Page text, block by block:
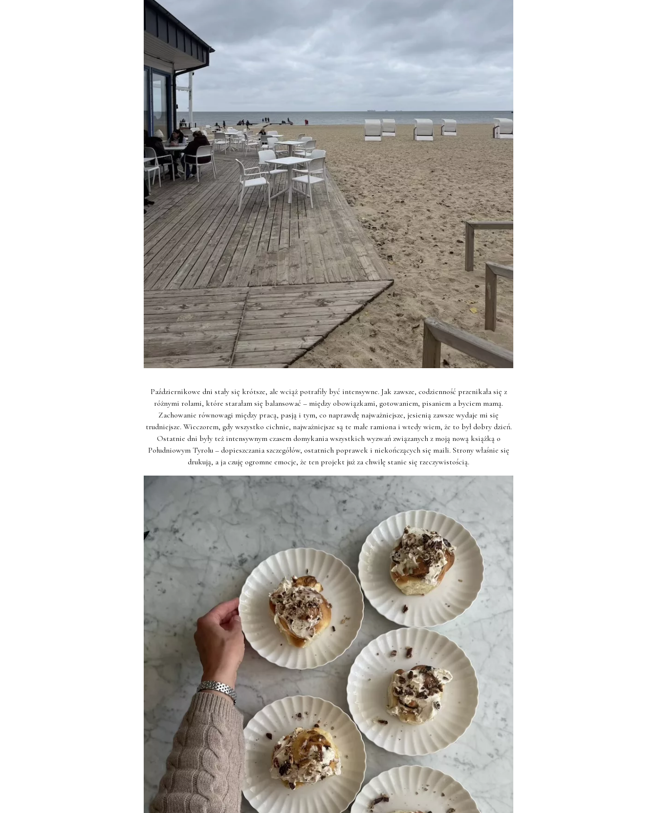
Październikowe dni stały się krótsze, ale wciąż potrafiły być intensywne. Jak zawsze, codzienność przenikała się z
różnymi rolami, które starałam się balansować – między obowiązkami, gotowaniem, pisaniem a byciem mamą.
Zachowanie równowagi między pracą, pasją i tym, co naprawdę najważniejsze, jesienią zawsze wydaje mi się
trudniejsze. Wieczorem, gdy wszystko cichnie, najważniejsze są te małe ramiona i wtedy wiem, że to był dobry dzień.
Ostatnie dni były też intensywnym czasem domykania wszystkich wyzwań związanych z moją nową książką o
Południowym Tyrolu – dopieszczania szczegółów, ostatnich poprawek i niekończących się maili. Strony właśnie się
drukują, a ja czuję ogromne emocje, że ten projekt już za chwilę stanie się rzeczywistością.